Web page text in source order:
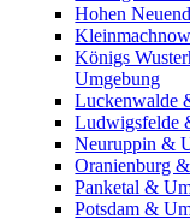
Hohen
Königs
Umgebung
Luckenwalde
Ludwigsfelde
Neuruppin &
Oranienburg
Panketal &
Potsdam &